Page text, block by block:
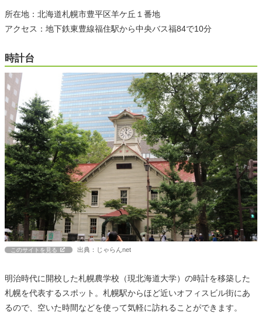
所在地：北海道札幌市豊平区羊ケ丘１番地
アクセス：地下鉄東豊線福住駅から中央バス福84で10分
時計台
このサイトを見る 出典：じゃらんnet
明治時代に開校した札幌農学校（現北海道大学）の時計を移築した
札幌を代表するスポット。札幌駅からほど近いオフィスビル街にあ
るので、空いた時間などを使って気軽に訪れることができます。